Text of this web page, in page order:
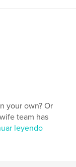
your own? Or
team has
leyendo